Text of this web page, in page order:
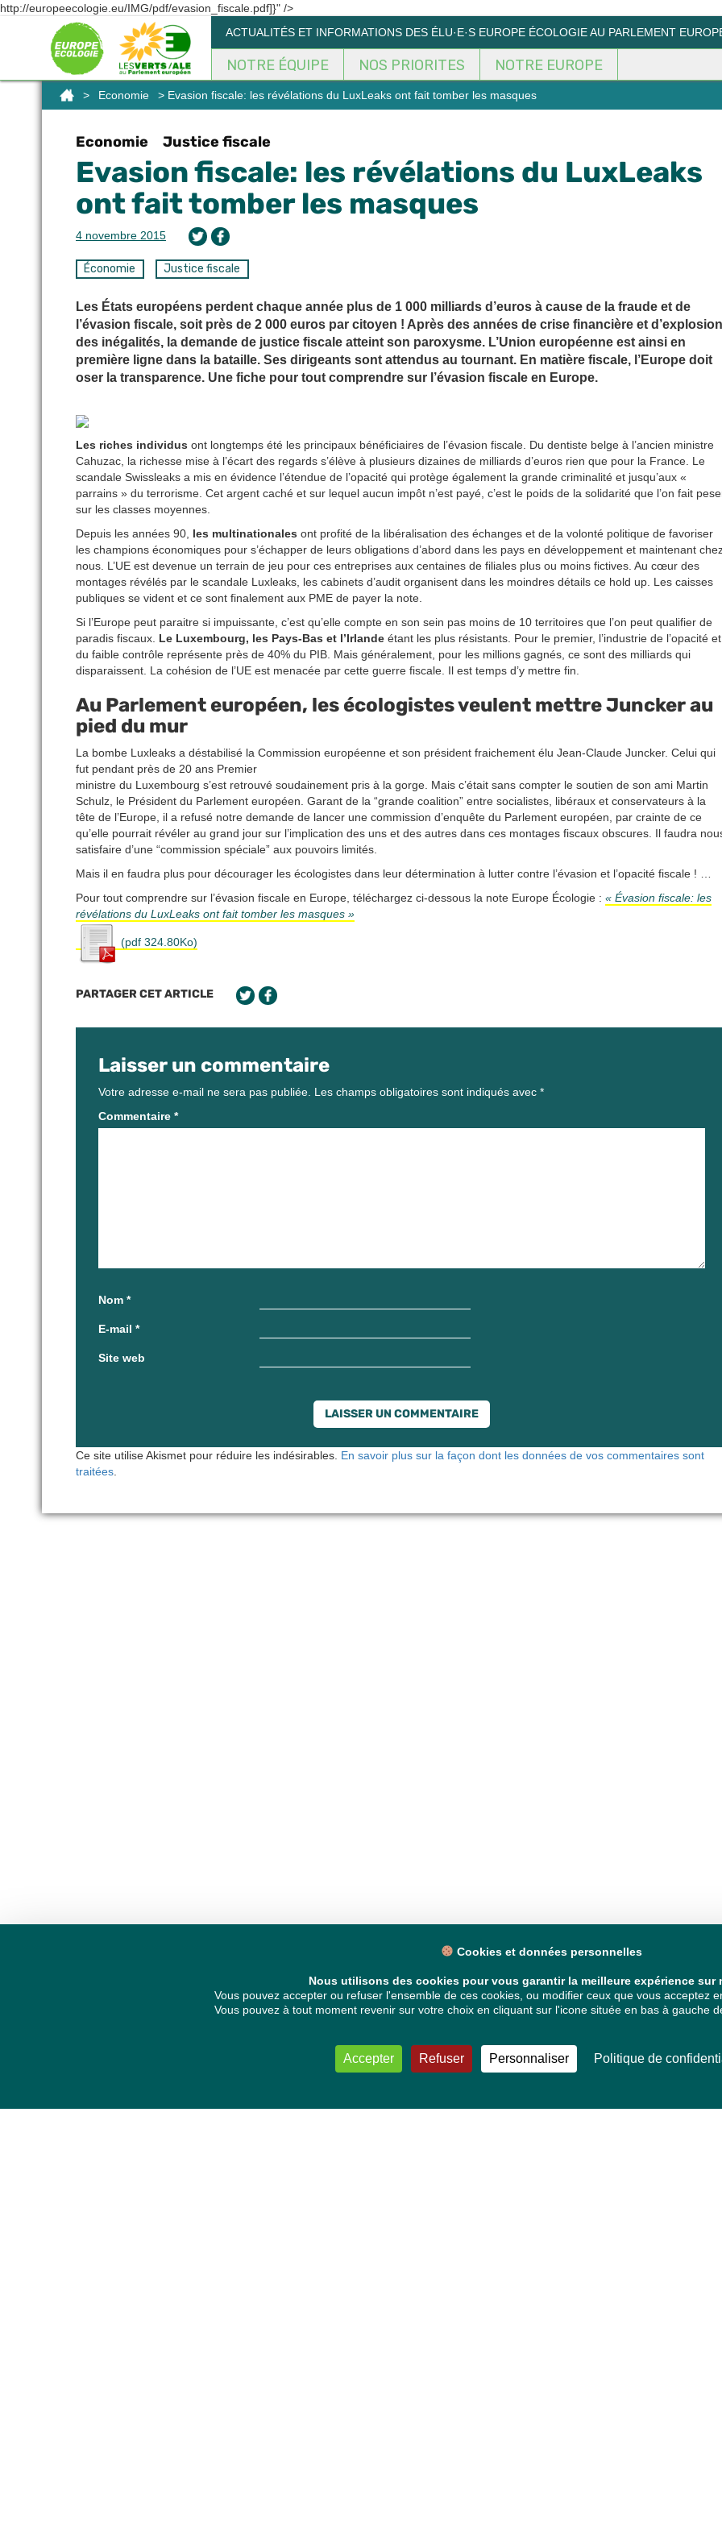
http://europeecologie.eu/IMG/pdf/evasion_fiscale.pdf]}" />
ACTUALITÉS ET INFORMATIONS DES ÉLU·E·S EUROPE ÉCOLOGIE AU PARLEMENT
NOTRE ÉQUIPE NOS PRIORITES NOTRE EUROPE
> Economie > Evasion fiscale: les révélations du LuxLeaks ont fait tomber les masques
Economie Justice fiscale
Evasion fiscale: les révélations du LuxLeaks
ont fait tomber les masques
4 novembre 2015
Économie Justice fiscale
Les États européens perdent chaque année plus de 1 000 milliards d’euros à cause de la fraude et de
l’évasion fiscale, soit près de 2 000 euros par citoyen ! Après des années de crise financière et d’explosion
des inégalités, la demande de justice fiscale atteint son paroxysme. L’Union européenne est ainsi en
première ligne dans la bataille. Ses dirigeants sont attendus au tournant. En matière fiscale, l’Europe doit
oser la transparence. Une fiche pour tout comprendre sur l’évasion fiscale en Europe.
Les riches individus ont longtemps été les principaux bénéficiaires de l’évasion fiscale. Du dentiste belge à l’ancien ministre
Cahuzac, la richesse mise à l’écart des regards s’élève à plusieurs dizaines de milliards d’euros rien que pour la France. Le
scandale Swissleaks a mis en évidence l’étendue de l’opacité qui protège également la grande criminalité et jusqu’aux «
parrains » du terrorisme. Cet argent caché et sur lequel aucun impôt n’est payé, c’est le poids de la solidarité que l’on fait
sur les classes moyennes.
Depuis les années 90, les multinationales ont profité de la libéralisation des échanges et de la volonté politique de favoriser
les champions économiques pour s’échapper de leurs obligations d’abord dans les pays en développement et maintenant
nous. L’UE est devenue un terrain de jeu pour ces entreprises aux centaines de filiales plus ou moins fictives. Au cœur des
montages révélés par le scandale Luxleaks, les cabinets d’audit organisent dans les moindres détails ce hold up. Les caisses
publiques se vident et ce sont finalement aux PME de payer la note.
Si l’Europe peut paraitre si impuissante, c’est qu’elle compte en son sein pas moins de 10 territoires que l’on peut qualifier de
paradis fiscaux. Le Luxembourg, les Pays-Bas et l’Irlande étant les plus résistants. Pour le premier, l’industrie de l’opacité et
du faible contrôle représente près de 40% du PIB. Mais généralement, pour les millions gagnés, ce sont des milliards qui
disparaissent. La cohésion de l’UE est menacée par cette guerre fiscale. Il est temps d’y mettre fin.
Au Parlement européen, les écologistes veulent mettre Juncker au
pied du mur
La bombe Luxleaks a déstabilisé la Commission européenne et son président fraichement élu Jean-Claude Juncker. Celui qui
fut pendant près de 20 ans Premier
ministre du Luxembourg s’est retrouvé soudainement pris à la gorge. Mais c’était sans compter le soutien de son ami Martin
Schulz, le Président du Parlement européen. Garant de la “grande coalition” entre socialistes, libéraux et conservateurs à la
tête de l’Europe, il a refusé notre demande de lancer une commission d’enquête du Parlement européen, par crainte de ce
qu’elle pourrait révéler au grand jour sur l’implication des uns et des autres dans ces montages fiscaux obscures. Il faudra
satisfaire d’une “commission spéciale” aux pouvoirs limités.
Mais il en faudra plus pour décourager les écologistes dans leur détermination à lutter contre l’évasion et l’opacité fiscale ! …
Pour tout comprendre sur l’évasion fiscale en Europe, téléchargez ci-dessous la note Europe Écologie : « Évasion fiscale: les
révélations du LuxLeaks ont fait tomber les masques »
(pdf 324.80Ko)
PARTAGER CET ARTICLE
Laisser un commentaire
Votre adresse e-mail ne sera pas publiée. Les champs obligatoires sont indiqués avec *
Commentaire *
Nom *
E-mail *
Site web
Ce site utilise Akismet pour réduire les indésirables. En savoir plus sur la façon dont les données de vos commentaires sont
traitées
Panneau de gestion des cookies
Cookies et données personnelles
Nous utilisons des cookies pour vous garantir la meilleure expérience sur
Vous pouvez accepter ou refuser l'ensemble de ces cookies, ou modifier ceux que vous acceptez
Vous pouvez à tout moment revenir sur votre choix en cliquant sur l'icone située en bas à gauche
Accepter Refuser Personnaliser Politique de